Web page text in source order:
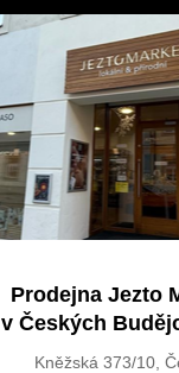
Prodejna Jezto
v Českých
Kněžská 373/10,